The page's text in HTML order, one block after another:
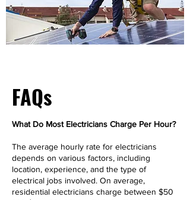
FAQs
What Do Most Electricians Charge Per Hour?
The average hourly rate for electricians
depends on various factors, including
location, experience, and the type of
electrical jobs involved. On average,
residential electricians charge between $50